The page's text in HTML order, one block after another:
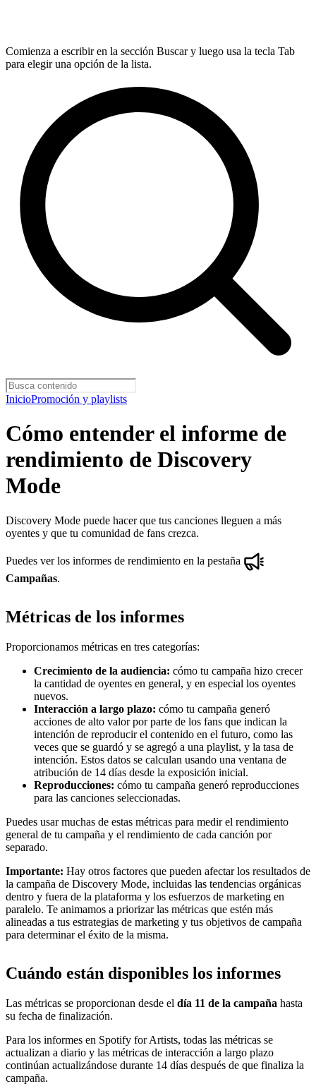
Comienza a escribir en la sección Buscar y luego usa la tecla Tab
para elegir una opción de la lista.
InicioPromoción y playlists
Cómo entender el informe de
rendimiento de Discovery
Mode
Discovery Mode puede hacer que tus canciones lleguen a más
oyentes y que tu comunidad de fans crezca.
Puedes ver los informes de rendimiento en la pestaña
Campañas.
Métricas de los informes
Proporcionamos métricas en tres categorías:
Crecimiento de la audiencia: cómo tu campaña hizo crecer
la cantidad de oyentes en general, y en especial los oyentes
nuevos.
Interacción a largo plazo: cómo tu campaña generó
acciones de alto valor por parte de los fans que indican la
intención de reproducir el contenido en el futuro, como las
veces que se guardó y se agregó a una playlist, y la tasa de
intención. Estos datos se calculan usando una ventana de
atribución de 14 días desde la exposición inicial.
Reproducciones: cómo tu campaña generó reproducciones
para las canciones seleccionadas.
Puedes usar muchas de estas métricas para medir el rendimiento
general de tu campaña y el rendimiento de cada canción por
separado.
Importante: Hay otros factores que pueden afectar los resultados de
la campaña de Discovery Mode, incluidas las tendencias orgánicas
dentro y fuera de la plataforma y los esfuerzos de marketing en
paralelo. Te animamos a priorizar las métricas que estén más
alineadas a tus estrategias de marketing y tus objetivos de campaña
para determinar el éxito de la misma.
Cuándo están disponibles los informes
Las métricas se proporcionan desde el día 11 de la campaña hasta
su fecha de finalización.
Para los informes en Spotify for Artists, todas las métricas se
actualizan a diario y las métricas de interacción a largo plazo
continúan actualizándose durante 14 días después de que finaliza la
campaña.